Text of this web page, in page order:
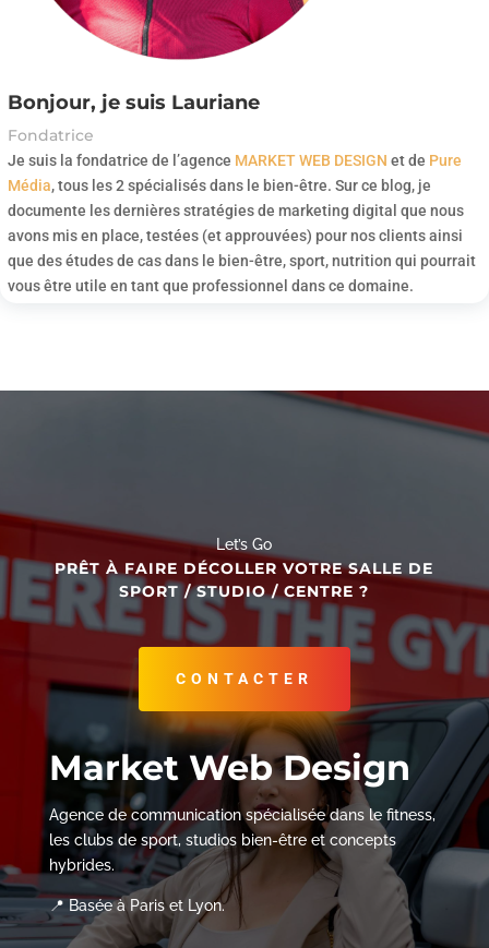
Bonjour, je suis Lauriane
Fondatrice
Je suis la fondatrice de l’agence MARKET WEB DESIGN et de Pure
Média, tous les 2 spécialisés dans le bien-être. Sur ce blog, je
documente les dernières stratégies de marketing digital que nous
avons mis en place, testées (et approuvées) pour nos clients ainsi
que des études de cas dans le bien-être, sport, nutrition qui pourrait
vous être utile en tant que professionnel dans ce domaine.
Let’s Go
PRÊT À FAIRE DÉCOLLER VOTRE SALLE DE
SPORT / STUDIO / CENTRE ?
CONTACTER
Market Web Design
Agence de communication spécialisée dans le fitness,
les clubs de sport, studios bien-être et concepts
hybrides.
📍 Basée à Paris et Lyon.